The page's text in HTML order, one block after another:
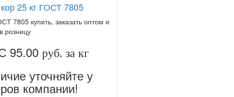
25 кг ГОСТ 7805
7805 купить, заказать оптом и
в розницу
95.00 руб. за кг
уточняйте у
компании!